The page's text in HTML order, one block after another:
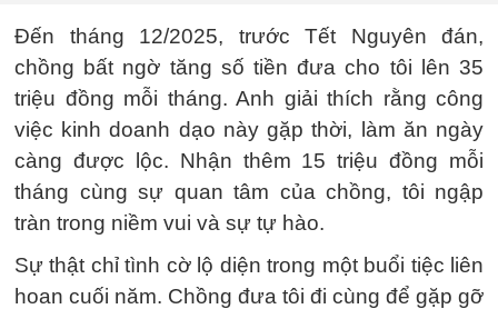
Đến tháng 12/2025, trước Tết Nguyên đán,
chồng bất ngờ tăng số tiền đưa cho tôi lên 35
triệu đồng mỗi tháng. Anh giải thích rằng công
việc kinh doanh dạo này gặp thời, làm ăn ngày
càng được lộc. Nhận thêm 15 triệu đồng mỗi
tháng cùng sự quan tâm của chồng, tôi ngập
tràn trong niềm vui và sự tự hào.
Sự thật chỉ tình cờ lộ diện trong một buổi tiệc liên
hoan cuối năm. Chồng đưa tôi đi cùng để gặp gỡ